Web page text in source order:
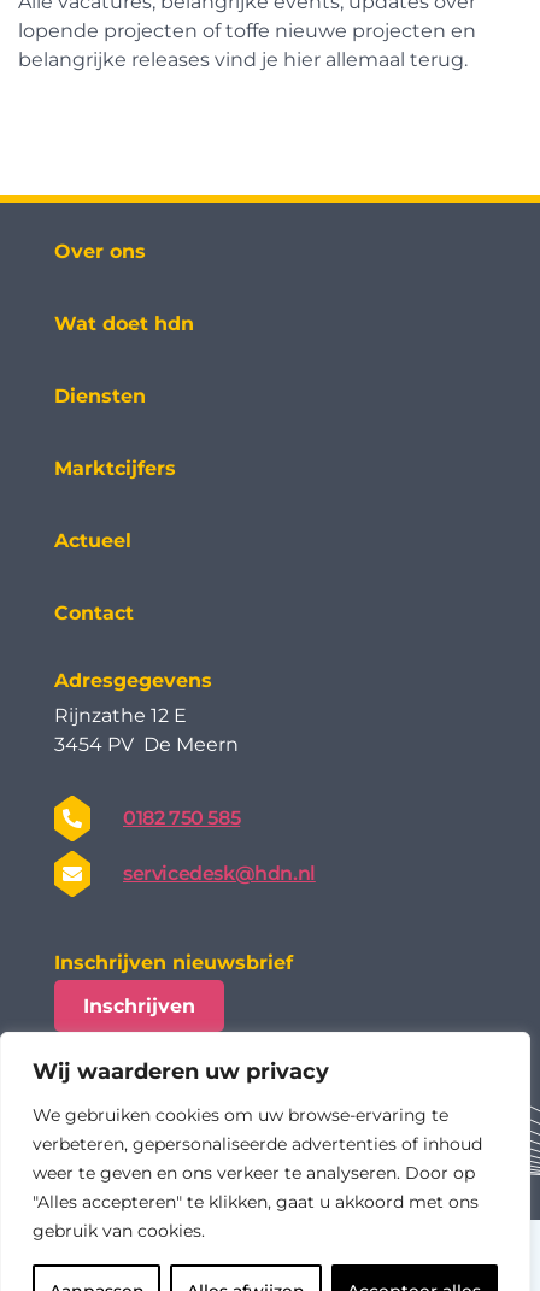
Wij waarderen uw privacy
We gebruiken cookies om uw browse-ervaring te
verbeteren, gepersonaliseerde advertenties of inhoud
weer te geven en ons verkeer te analyseren. Door op
"Alles accepteren" te klikken, gaat u akkoord met ons
gebruik van cookies.
lopende projecten of toffe nieuwe projecten en
belangrijke releases vind je hier allemaal terug.
Over ons
Wat doet hdn
Diensten
Marktcijfers
Actueel
Contact
Adresgegevens
Rijnzathe 12 E
3454 PV De Meern
0182 750 585
servicedesk@hdn.nl
Inschrijven nieuwsbrief
Inschrijven
privacy statement